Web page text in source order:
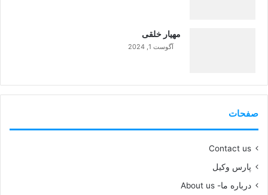
مهیار خلقی
آگوست 1, 2024
صفحات
Contact us
پارس وکیل
درباره ما- About us